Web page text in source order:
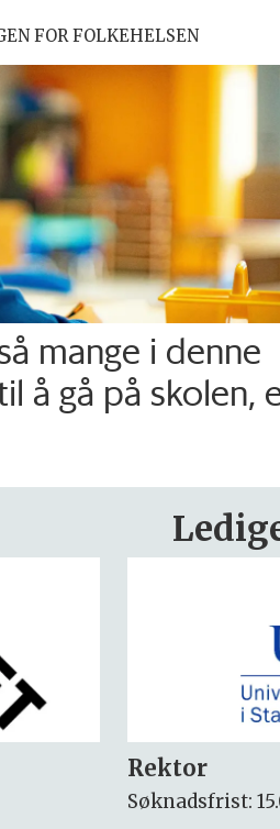
FOR FOLKEHELSEN
mange i denne
å gå på skolen,
miljøkjemi